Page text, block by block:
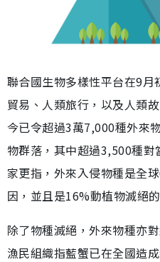
聯合國生物多樣性平台在9
貿易、人類旅行，以及人類
今已令超過3萬7,000種外來
物群落，其中超過3,500種
家更指，外來入侵物種是全
因，並且是16%動植物滅絕
除了物種滅絕，外來物種亦
漁民組織指藍蟹已在全國造